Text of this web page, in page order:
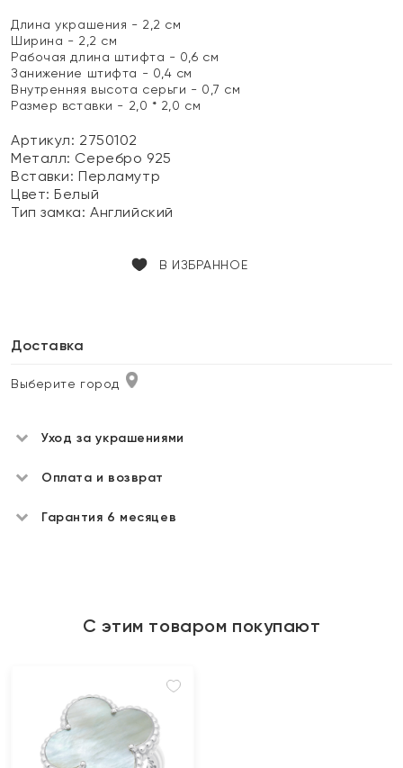
Длина украшения - 2,2 см
Ширина - 2,2 см
Рабочая длина штифта - 0,6 см
Занижение штифта - 0,4 см
Внутренняя высота серьги - 0,7 см
Размер вставки - 2,0 * 2,0 см
Артикул: 2750102
Металл: Серебро 925
Вставки:Перламутр
Цвет:Белый
Тип замка:Английский
В ИЗБРАННОЕ
Доставка
Выберите город
Уход за украшениями
Оплата и возврат
Гарантия 6 месяцев
С этим товаром покупают